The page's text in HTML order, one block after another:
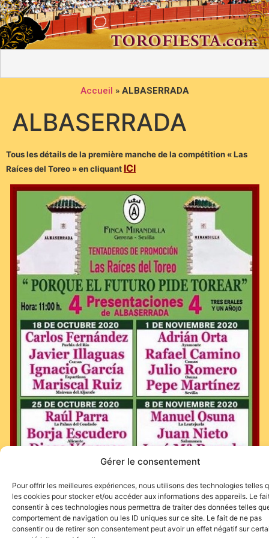
Gérer le consentement
Pour offrir les meilleures expériences, nous utilisons des technologies telles
les cookies pour stocker et/ou accéder aux informations des appareils. Le
consentir à ces technologies nous permettra de traiter des données telles
comportement de navigation ou les ID uniques sur ce site. Le fait de ne pas
consentir ou de retirer son consentement peut avoir un effet négatif sur
Accueil » ALBASERRADA
ALBASERRADA
Tous les détails de la première manche de la compétition « Las
Raíces del Toreo » en cliquant ICI